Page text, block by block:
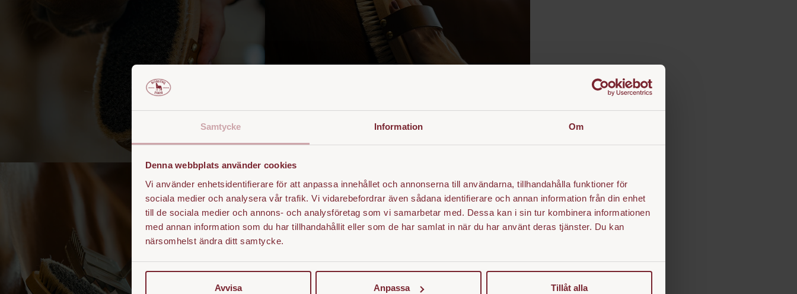
Samtycke Information Om
Denna webbplats använder cookies
Vi använder enhetsidentifierare för att anpassa innehållet och annonserna till användarna, tillhandahålla funktioner för
sociala medier och analysera vår trafik. Vi vidarebefordrar även sådana identifierare och annan information från din enhet
till de sociala medier och annons- och analysföretag som vi samarbetar med. Dessa kan i sin tur kombinera informationen
med annan information som du har tillhandahållit eller som de har samlat in när du har använt deras tjänster. Du kan
närsomhelst ändra ditt samtycke.
Avvisa Anpassa Tillåt alla